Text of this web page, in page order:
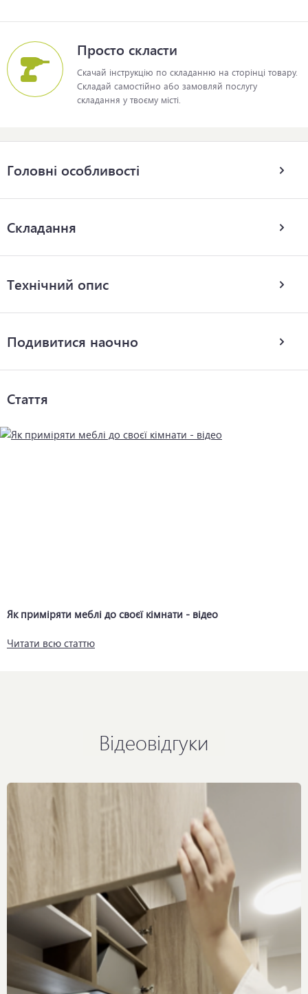
Головні особливості
Складання
Технічний опис
Подивитися наочно
Стаття
Як приміряти меблі до своєї кімнати - відео
Читати всю статтю
Просто скласти
Скачай інструкцію по складанню на сторінці товару.
Складай самостійно або замовляй послугу
складання у твоєму місті.
Відеовідгуки